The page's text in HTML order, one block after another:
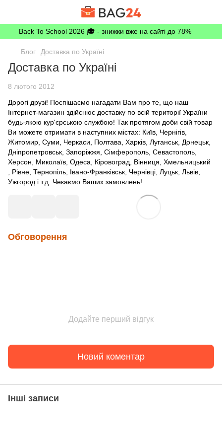
Back To School 2026 🎓 - знижки вже на сайті до 78%
Блог Доставка по Україні
Доставка по Україні
8 лютого 2012
Дорогі друзі! Поспішаємо нагадати Вам про те, що наш
Інтернет-магазин здійснює доставку по всій території України
будь-якою кур'єрською службою! Так протягом доби свій товар
Ви можете отримати в наступних містах: Київ, Чернігів,
Житомир, Суми, Черкаси, Полтава, Харків, Луганськ, Донецьк,
Дніпропетровськ, Запоріжжя, Сімферополь, Севастополь,
Херсон, Миколаїв, Одеса, Кіровоград, Вінниця, Хмельницький
, Рівне, Тернопіль, Івано-Франківськ, Чернівці, Луцьк, Львів,
Ужгород і т.д. Чекаємо Ваших замовлень!
Обговорення
Додайте перший відгук
Новий коментар
Інші записи